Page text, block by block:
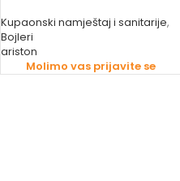
Kupaonski namještaj i sanitarije,
Bojleri
ariston
Molimo vas prijavite se